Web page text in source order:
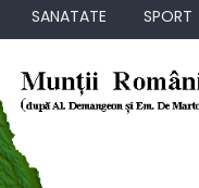
SANATATE SPORT